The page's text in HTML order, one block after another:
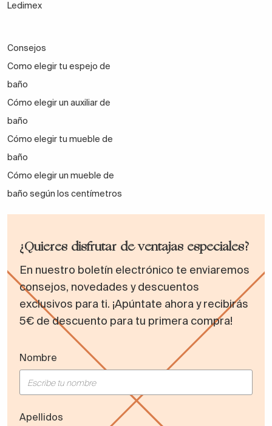
Ledimex
Consejos
Como elegir tu espejo de
baño
Cómo elegir un auxiliar de
baño
Cómo elegir tu mueble de
baño
Cómo elegir un mueble de
baño según los centímetros
¿Quieres disfrutar de ventajas especiales?
En nuestro boletín electrónico te enviaremos
consejos, novedades y descuentos
exclusivos para ti. ¡Apúntate ahora y recibirás
5€ de descuento para tu primera compra!
Nombre
Apellidos